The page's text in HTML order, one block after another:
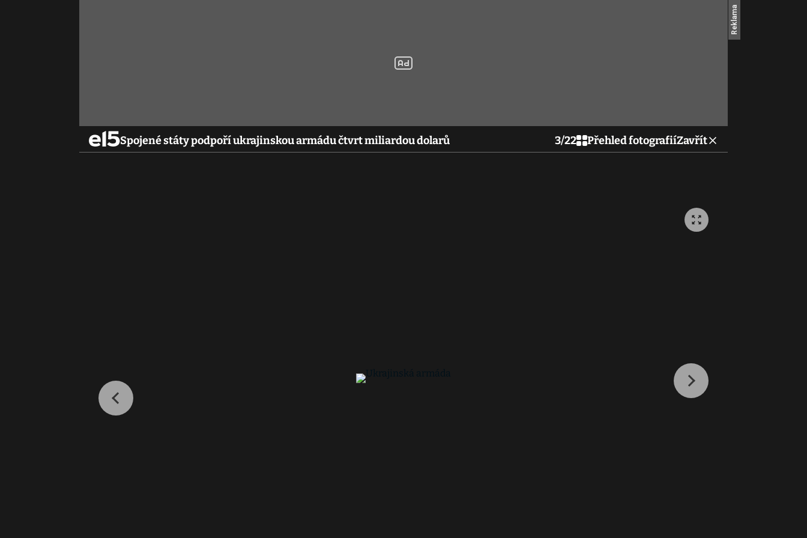
Spojené státy podpoří ukrajinskou armádu čtvrt miliardou dolarů 3/22 Přehled fotografiíZavřít